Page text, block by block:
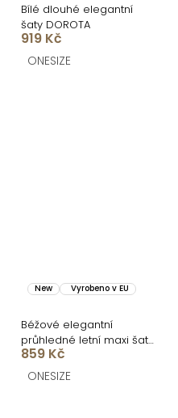
Bílé dlouhé elegantní
šaty DOROTA
919 Kč
ONESIZE
New Vyrobeno v EU
Béžové elegantní
průhledné letní maxi šaty
UMARIE s dlouhým
rukávem
859 Kč
ONESIZE